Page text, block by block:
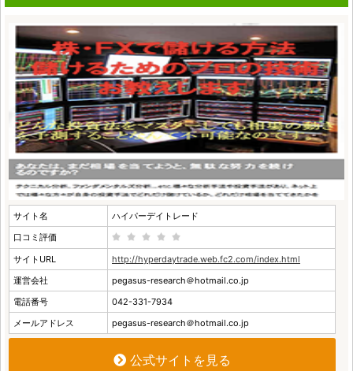
サイト名
ハイパーデイトレード
口コミ評価
サイトURL
http://hyperdaytrade.web.fc2.com/index.html
運営会社
pegasus-research＠hotmail.co.jp
電話番号
042-331-7934
メールアドレス
pegasus-research＠hotmail.co.jp
公式サイトを見る